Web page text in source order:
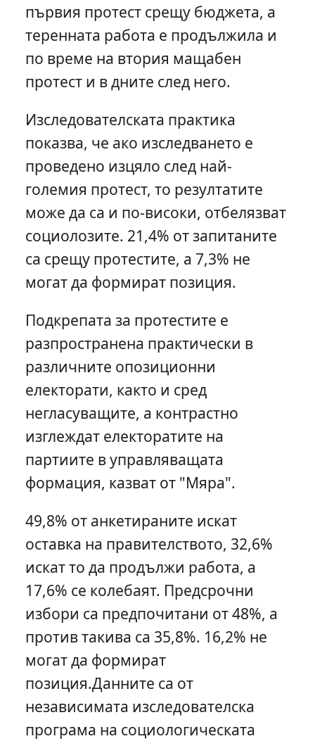
първия протест срещу бюджета, а
теренната работа е продължила и
по време на втория мащабен
протест и в дните след него.
Изследователската практика
показва, че ако изследването е
проведено изцяло след най-
големия протест, то резултатите
може да са и по-високи, отбелязват
социолозите. 21,4% от запитаните
са срещу протестите, а 7,3% не
могат да формират позиция.
Подкрепата за протестите е
разпространена практически в
различните опозиционни
електорати, както и сред
негласуващите, а контрастно
изглеждат електоратите на
партиите в управляващата
формация, казват от "Мяра".
49,8% от анкетираните искат
оставка на правителството, 32,6%
искат то да продължи работа, а
17,6% се колебаят. Предсрочни
избори са предпочитани от 48%, а
против такива са 35,8%. 16,2% не
могат да формират
позиция.Данните са от
независимата изследователска
програма на социологическата